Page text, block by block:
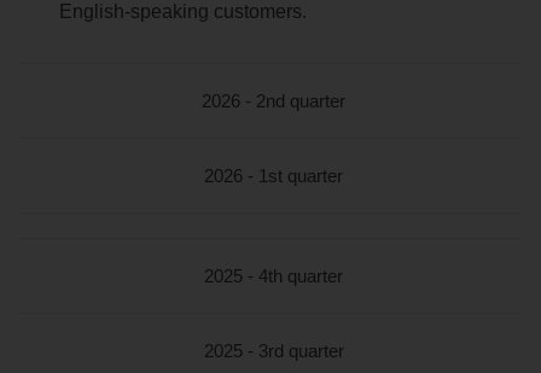
English-speaking customers.
2026 - 2nd quarter
2026 - 1st quarter
2025 - 4th quarter
2025 - 3rd quarter